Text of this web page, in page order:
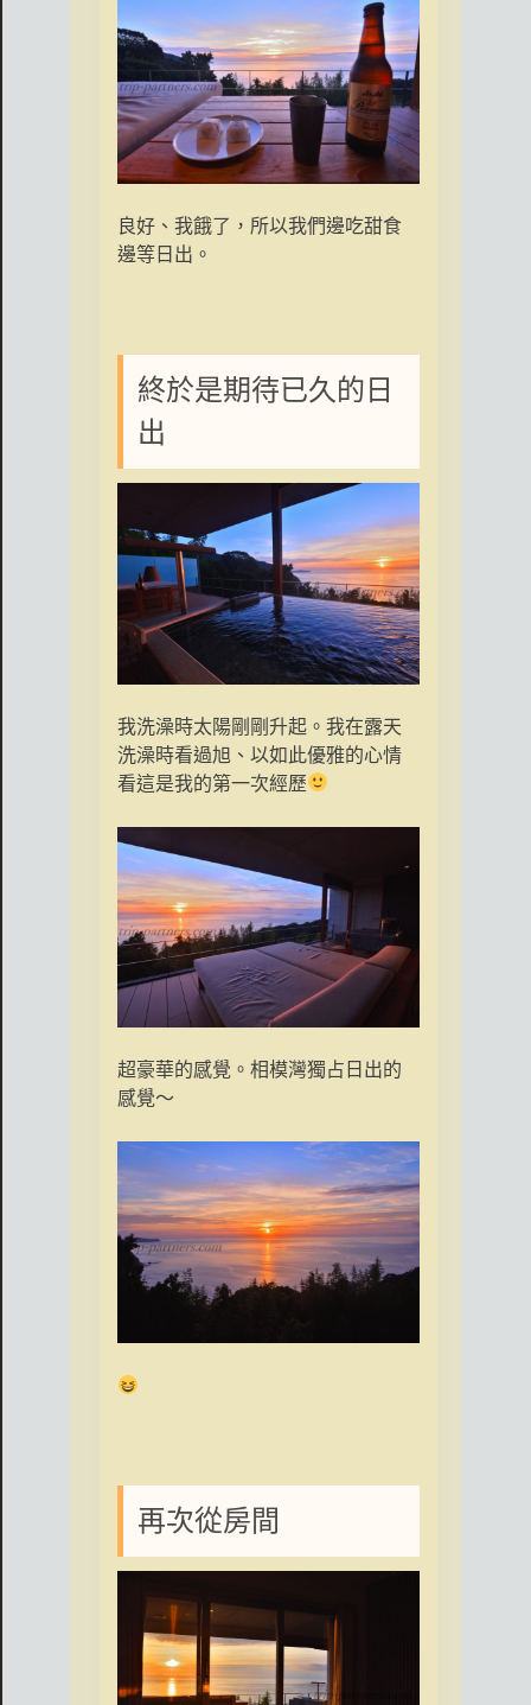
良好、我餓了，所以我們邊吃甜食
邊等日出。
終於是期待已久的日
出
我洗澡時太陽剛剛升起。我在露天
洗澡時看過旭、以如此優雅的心情
看這是我的第一次經歷
超豪華的感覺。相模灣獨占日出的
感覺〜
再次從房間